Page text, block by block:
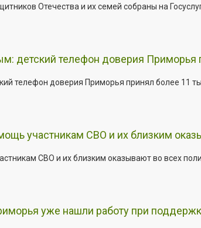
Отечества и их семей собраны на
детский телефон доверия Приморья
телефон доверия Приморья принял более 11
участникам СВО и их близким
СВО и их близким оказывают во всех
уже нашли работу при